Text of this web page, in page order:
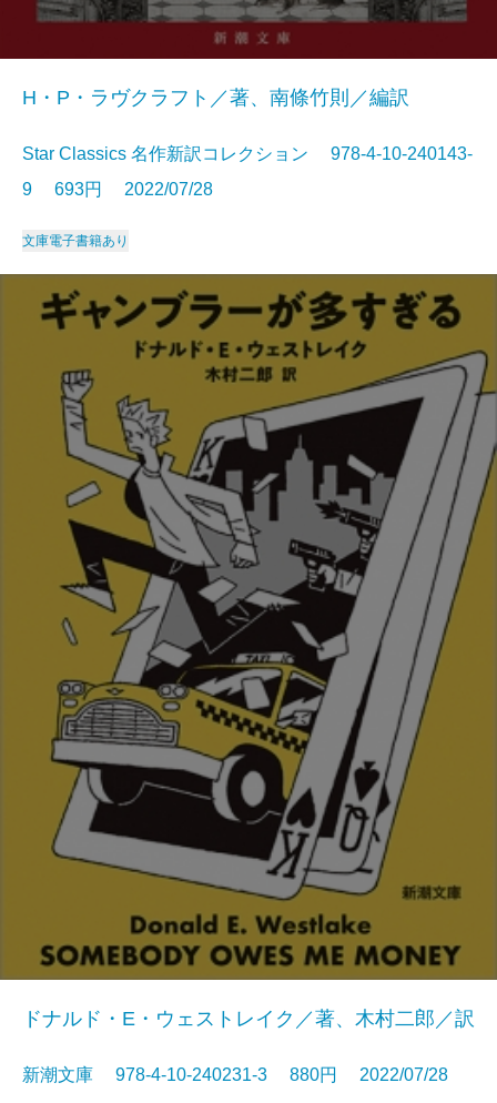
H・P・ラヴクラフト／著、南條竹則／編訳
Star Classics 名作新訳コレクション 978-4-10-240143-
9 693円 2022/07/28
文庫電子書籍あり
ドナルド・E・ウェストレイク／著、木村二郎／訳
新潮文庫 978-4-10-240231-3 880円 2022/07/28